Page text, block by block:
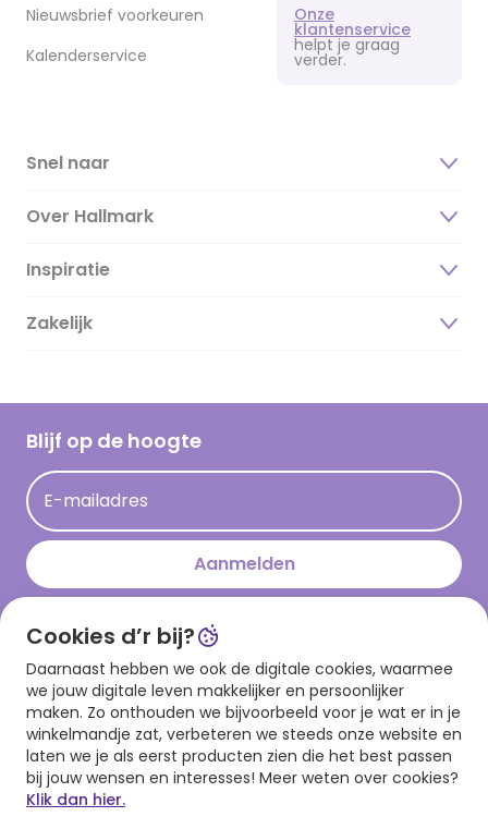
Nieuwsbrief voorkeuren
Kalenderservice
Onze
klantenservice
helpt je graag
verder.
Snel naar
Over Hallmark
Over ons
Duurzaamheid
Hallmark Kaartclub
Acties
Persberichten
Hallmark en Kinderpostzegels
Inspiratie
Magazine
Cadeau inspiratie
Kaartinspiratie
Zakelijk
Blijf op de hoogte
E-mailadres
Aanmelden
Download onze app
Cookies d’r bij?
Daarnaast hebben we ook de digitale cookies, waarmee
we jouw digitale leven makkelijker en persoonlijker
maken. Zo onthouden we bijvoorbeeld voor je wat er in je
winkelmandje zat, verbeteren we steeds onze website en
laten we je als eerst producten zien die het best passen
bij jouw wensen en interesses! Meer weten over cookies?
Klik dan hier.